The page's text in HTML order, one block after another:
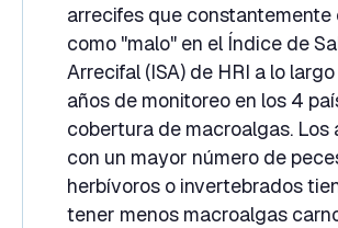
arrecifes que constantemente
como "malo" en el Índice de
Arrecifal (ISA) de HRI a lo
años de monitoreo en los 4
cobertura de macroalgas. Los
con un mayor número de
herbívoros o invertebrados
tener menos macroalgas